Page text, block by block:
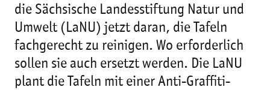
die Sächsische Landesstiftung Natur und
Umwelt (LaNU) jetzt daran, die Tafeln
fachgerecht zu reinigen. Wo erforderlich
sollen sie auch ersetzt werden. Die LaNU
plant die Tafeln mit einer Anti-Graffiti-